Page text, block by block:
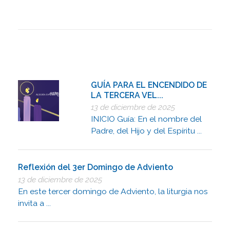
GUÍA PARA EL ENCENDIDO DE
LA TERCERA VEL...
13 de diciembre de 2025
INICIO Guía: En el nombre del
Padre, del Hijo y del Espíritu ...
Reflexión del 3er Domingo de Adviento
13 de diciembre de 2025
En este tercer domingo de Adviento, la liturgia nos
invita a ...